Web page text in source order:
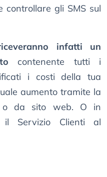
gli SMS sul
infatti un
contenente tutti i
i costi della tua
aumento tramite la
o da sito web. O in
il Servizio Clienti al